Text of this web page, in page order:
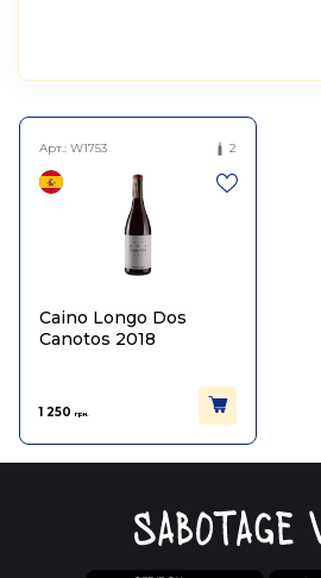
Арт.: W1753 2
Caino Longo Dos
Canotos 2018
1 250 грн.